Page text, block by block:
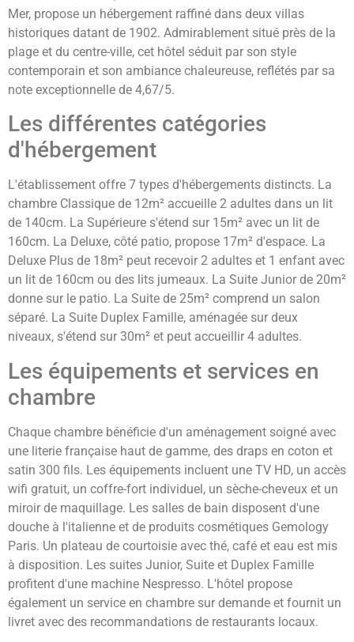
Mer, propose un hébergement raffiné dans deux villas
historiques datant de 1902. Admirablement situé près de la
plage et du centre-ville, cet hôtel séduit par son style
contemporain et son ambiance chaleureuse, reflétés par sa
note exceptionnelle de 4,67/5.
Les différentes catégories
d'hébergement
L'établissement offre 7 types d'hébergements distincts. La
chambre Classique de 12m² accueille 2 adultes dans un lit
de 140cm. La Supérieure s'étend sur 15m² avec un lit de
160cm. La Deluxe, côté patio, propose 17m² d'espace. La
Deluxe Plus de 18m² peut recevoir 2 adultes et 1 enfant avec
un lit de 160cm ou des lits jumeaux. La Suite Junior de 20m²
donne sur le patio. La Suite de 25m² comprend un salon
séparé. La Suite Duplex Famille, aménagée sur deux
niveaux, s'étend sur 30m² et peut accueillir 4 adultes.
Les équipements et services en
chambre
Chaque chambre bénéficie d'un aménagement soigné avec
une literie française haut de gamme, des draps en coton et
satin 300 fils. Les équipements incluent une TV HD, un accès
wifi gratuit, un coffre-fort individuel, un sèche-cheveux et un
miroir de maquillage. Les salles de bain disposent d'une
douche à l'italienne et de produits cosmétiques Gemology
Paris. Un plateau de courtoisie avec thé, café et eau est mis
à disposition. Les suites Junior, Suite et Duplex Famille
profitent d'une machine Nespresso. L'hôtel propose
également un service en chambre sur demande et fournit un
livret avec des recommandations de restaurants locaux.